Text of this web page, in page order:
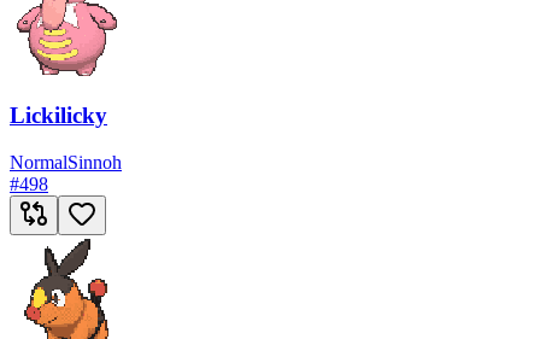
Lickilicky
NormalSinnoh
#498